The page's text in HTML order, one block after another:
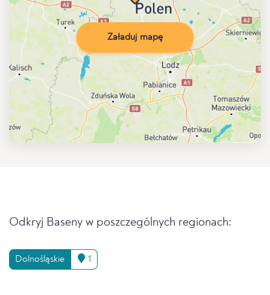
Załaduj mapę
Odkryj Baseny w poszczególnych regionach:
Dolnośląskie 1